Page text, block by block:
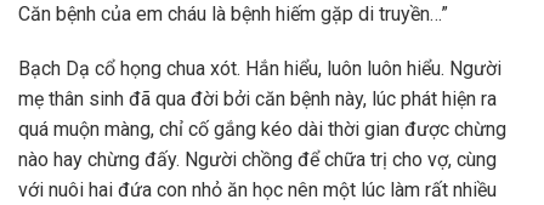
Căn bệnh của em cháu là bệnh hiếm gặp di truyền…”
Bạch Dạ cổ họng chua xót. Hắn hiểu, luôn luôn hiểu. Người
mẹ thân sinh đã qua đời bởi căn bệnh này, lúc phát hiện ra
quá muộn màng, chỉ cố gắng kéo dài thời gian được chừng
nào hay chừng đấy. Người chồng để chữa trị cho vợ, cùng
với nuôi hai đứa con nhỏ ăn học nên một lúc làm rất nhiều